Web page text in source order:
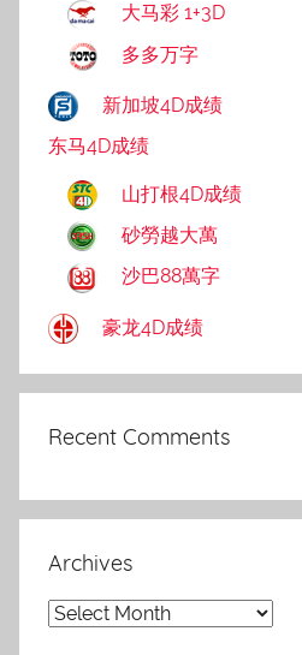
大马彩 1+3D
多多万字
新加坡4D成绩
东马4D成绩
山打根4D成绩
砂勞越大萬
沙巴88萬字
豪龙4D成绩
Recent Comments
Archives
Archives